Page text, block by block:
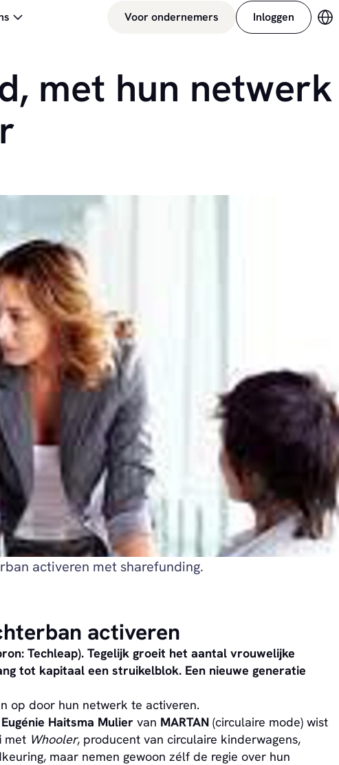
Voor ondernemers Inloggen
met hun netwerk
activeren met sharefunding.
activeren
Techleap). Tegelijk groeit het aantal vrouwelijke
tot kapitaal een struikelblok. Een nieuwe generatie
op door hun netwerk te activeren.
Eugénie Haitsma Mulier van MARTAN (circulaire mode) wist
met Whooler, producent van circulaire kinderwagens,
maar nemen gewoon zélf de regie over hun